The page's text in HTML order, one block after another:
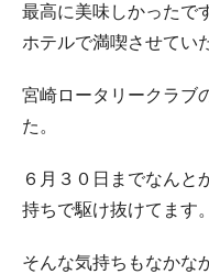
最高に美味しかったで
ホテルで満喫させてい
宮崎ロータリークラブ
た。
６月３０日までなんと
持ちで駆け抜けてます。
そんな気持ちもなかな